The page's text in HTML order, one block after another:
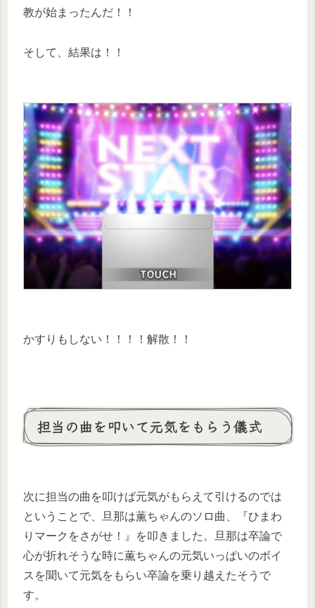
教が始まったんだ！！
そして、結果は！！
かすりもしない！！！！解散！！
担当の曲を叩いて元気をもらう儀式
次に担当の曲を叩けば元気がもらえて引けるのでは
ということで、旦那は薫ちゃんのソロ曲、『ひまわ
りマークをさがせ！』を叩きました。旦那は卒論で
心が折れそうな時に薫ちゃんの元気いっぱいのボイ
スを聞いて元気をもらい卒論を乗り越えたそうで
す。